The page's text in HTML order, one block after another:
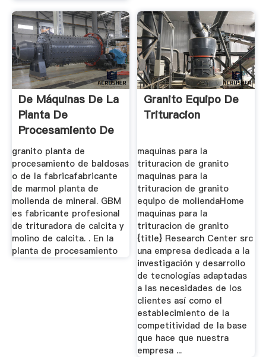
De Máquinas De La
Planta De
Procesamiento De
Mármol
granito planta de
procesamiento de baldosas
o de la fabricafabricante
de marmol planta de
molienda de mineral. GBM
es fabricante profesional
de trituradora de calcita y
molino de calcita. . En la
planta de procesamiento
Granito Equipo De
Trituracion
maquinas para la
trituracion de granito
maquinas para la
trituracion de granito
equipo de moliendaHome
maquinas para la
trituracion de granito
{title} Research Center src
una empresa dedicada a la
investigación y desarrollo
de tecnologías adaptadas
a las necesidades de los
clientes así como el
establecimiento de la
competitividad de la base
que hace que nuestra
empresa ...